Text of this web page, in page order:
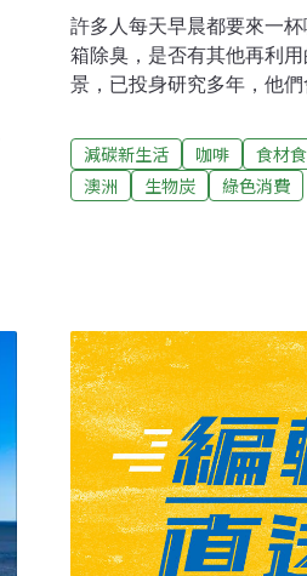
許多人每天早晨都要來一
箱除臭，是否有其他再利
景，已投身研究多年，他
人免費取用。桶子上寫著
蟲、身體磨砂，還是花園
實上，咖啡渣的用處可不
爾本理工大學材料科學家
Roychand）表示，咖啡渣
減碳新生活 咖啡 食材
澳洲
生物炭 綠色消費